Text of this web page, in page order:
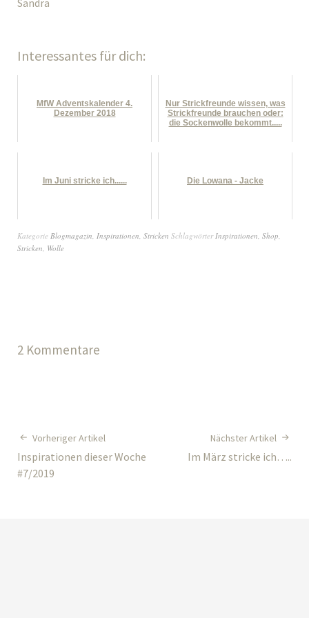
Interessantes für dich:
MfW Adventskalender 4.
Dezember 2018
Nur Strickfreunde wissen, was
Strickfreunde brauchen oder:
die Sockenwolle bekommt.....
Im Juni stricke ich...... Die Lowana - Jacke
Kategorie Blogmagazin Inspirationen Stricken Schlagwörter Inspirationen Shop
Stricken Wolle
2 Kommentare
Vorheriger Artikel
Inspirationen dieser Woche
#7/2019
Nächster Artikel
Im März stricke ich…..